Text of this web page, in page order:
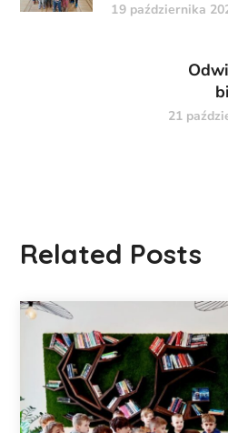
19 października
21
Related Posts